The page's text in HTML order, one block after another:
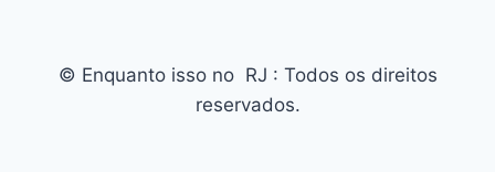
© Enquanto isso no RJ : Todos os direitos
reservados.